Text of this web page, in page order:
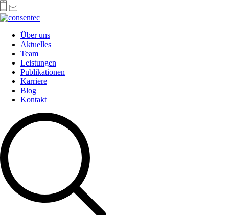
Über uns
Aktuelles
Team
Leistungen
Publikationen
Karriere
Blog
Kontakt